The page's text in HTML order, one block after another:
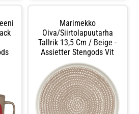
form för en behaglig användning.-
Passar för varma drycker som
kaffe och te.- Fin både till
vardagsdukningen och
fikastunden. Shoppa Kaffekoppar
Royal Design.
Marimekko
Oiva/siirtolapuutarha
Tallrik 13,5 Cm / Beige -
Assietter Stengods Vit